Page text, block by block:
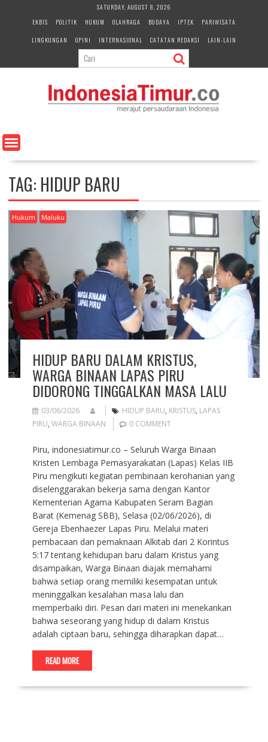
e
n
SATURDAY, AUGUST 8, 2026
EKBIS
POLITIK HUKUM OLAHRAGA BUDAYA IPTEK
PARIWISATA
LINGKUNGAN
OPINI INTERNASIONAL CATATAN REDAKSI LAIN-LAIN
TAG: HIDUP BARU
Hukum Maluku
HIDUP BARU DALAM KRISTUS,
WARGA BINAAN LAPAS PIRU
DIDORONG TINGGALKAN MASA LALU
03/06/2026 HIDUP BARU, KRISTUS, LAPAS
PIRU, WARGA BINAAN 0 COMMENT
Piru, indonesiatimur.co – Seluruh Warga Binaan
Kristen Lembaga Pemasyarakatan (Lapas) Kelas IIB
Piru mengikuti kegiatan pembinaan kerohanian yang
diselenggarakan bekerja sama dengan Kantor
Kementerian Agama Kabupaten Seram Bagian
Barat (Kemenag SBB), Selasa (02/06/2026), di
Gereja Ebenhaezer Lapas Piru. Melalui materi
pembacaan dan pemaknaan Alkitab dari 2 Korintus
5:17 tentang kehidupan baru dalam Kristus yang
disampaikan, Warga Binaan diajak memahami
bahwa setiap orang memiliki kesempatan untuk
meninggalkan kesalahan masa lalu dan
memperbaiki diri. Pesan dari materi ini menekankan
bahwa seseorang yang hidup di dalam Kristus
adalah ciptaan baru, sehingga diharapkan dapat…
READ MORE